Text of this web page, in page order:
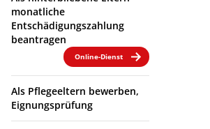
monatliche
Entschädigungszahlung
beantragen
Online-Dienst
Als Pflegeeltern bewerben,
Eignungsprüfung